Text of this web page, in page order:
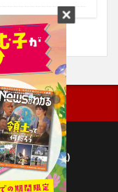
(毎日新聞出版)
聞社)